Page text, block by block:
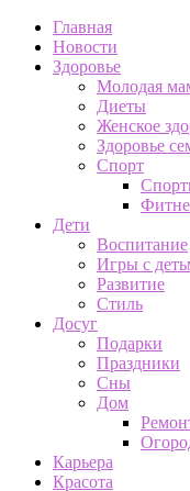
Главная
Новости
Здоровье
Молодая
Диеты
Женское
Здоровье
Спорт
Дети
Воспитание
Игры с
Развитие
Стиль
Досуг
Подарки
Праздники
Сны
Дом
Карьера
Красота